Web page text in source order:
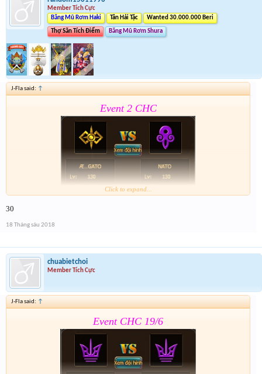
Member Tích Cực
Băng Mũ Rơm Haki
Tân Hải Tặc Wanted 30.000.000 Beri
Thợ Săn Tích Điểm Băng Mũ Rơm Shura
J-Fla said: ↑
Event 2 CHC
Event 2 nhé mọi người chú ý tham gia cả 2 event
Click to expand...
30
18 Tháng sáu 2018
chuabietchoi
Member Tích Cực
J-Fla said: ↑
Event CHC 19/6